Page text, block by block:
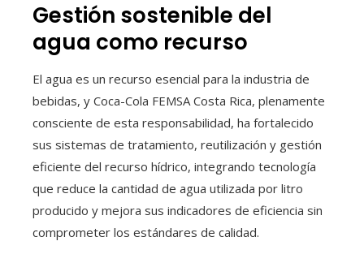
Gestión sostenible del
agua como recurso
El agua es un recurso esencial para la industria de
bebidas, y Coca-Cola FEMSA Costa Rica, plenamente
consciente de esta responsabilidad, ha fortalecido
sus sistemas de tratamiento, reutilización y gestión
eficiente del recurso hídrico, integrando tecnología
que reduce la cantidad de agua utilizada por litro
producido y mejora sus indicadores de eficiencia sin
comprometer los estándares de calidad.